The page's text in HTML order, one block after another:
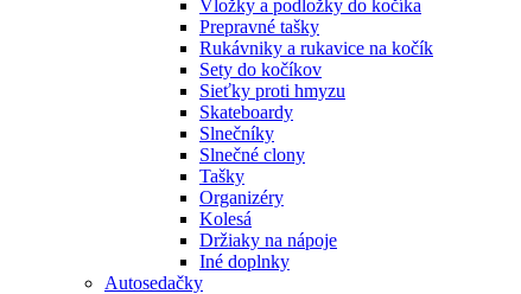
Vložky a podložky do kočíka
Prepravné tašky
Rukávniky a rukavice na kočík
Sety do kočíkov
Sieťky proti hmyzu
Skateboardy
Slnečníky
Slnečné clony
Tašky
Organizéry
Kolesá
Držiaky na nápoje
Iné doplnky
Autosedačky